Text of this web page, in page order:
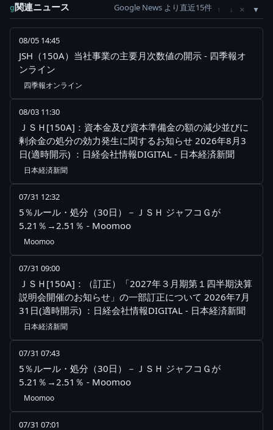
g関連ニュース Google News より直近15件 ↑ ↓ ×
08/05 14:45
JSH（150A）当社事業の主要月次数値の開示 - 四季報オ
ンライン
四季報オンライン
08/03 11:30
ＪＳＨ[150A]：資本金及び資本準備金の額の減少並びに
剰余金の処分の効力発生に関するお知らせ 2026年8月3
日(適時開示) ：日経会社情報DIGITAL - 日本経済新聞
日本経済新聞
07/31 12:32
5％ルール・処分（30日）－ＪＳＨ ジャフコＧが
5.21％→2.51％ - Moomoo
Moomoo
07/31 09:00
ＪＳＨ[150A]：（訂正）「2027年３月期第１四半期決算
説明会開催のお知らせ」の一部訂正について 2026年7月
31日(適時開示) ：日経会社情報DIGITAL - 日本経済新聞
日本経済新聞
07/31 07:43
5％ルール・処分（30日）－ＪＳＨ ジャフコＧが
5.21％→2.51％ - Moomoo
Moomoo
07/31 07:01